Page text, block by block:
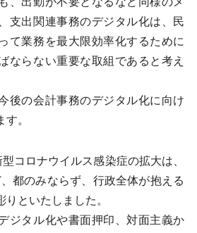
支出関連事務のデジタル化は、民
て業務を最大限効率化するために
ならない重要な取組であると考え
後の会計事務のデジタル化に向け
。
コロナウイルス感染症の拡大は、
都のみならず、行政全体が抱える
といたしました。
ジタル化や書面押印、対面主義か